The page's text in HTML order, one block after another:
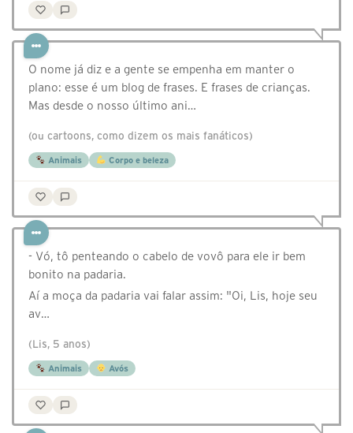
O nome já diz e a gente se empenha em manter o
plano: esse é um blog de frases. E frases de crianças.
Mas desde o nosso último ani…
(ou cartoons, como dizem os mais fanáticos)
Animais Corpo e beleza
- Vó, tô penteando o cabelo de vovô para ele ir bem
bonito na padaria.
Aí a moça da padaria vai falar assim: "Oi, Lis, hoje seu
av…
(Lis, 5 anos)
Animais Avós